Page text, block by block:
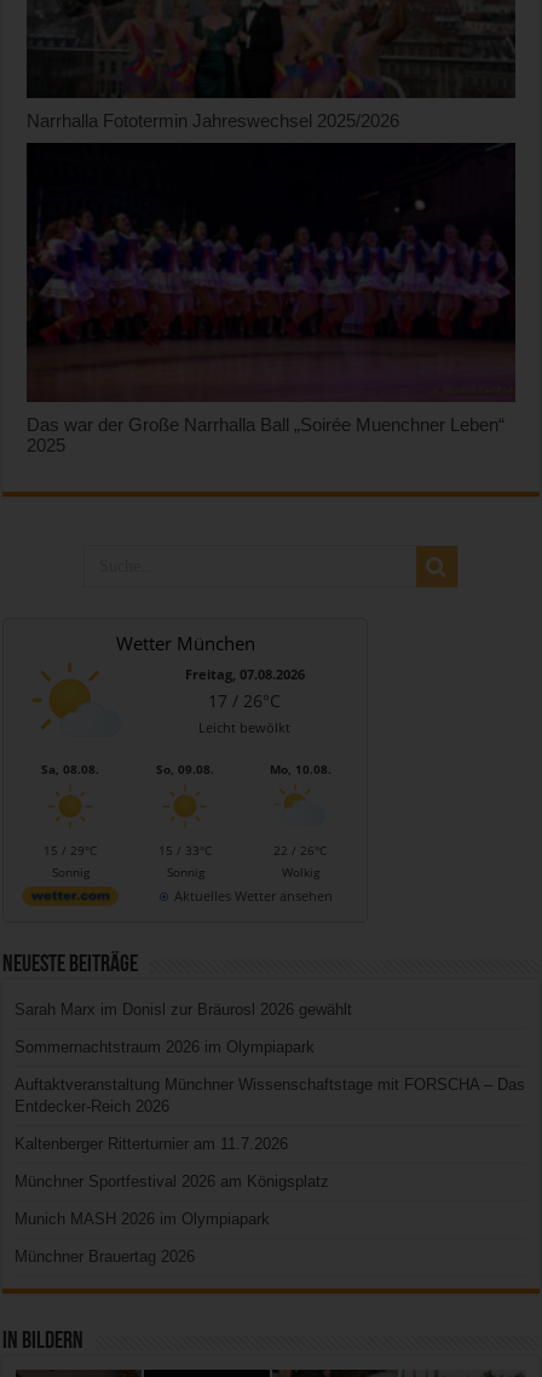
Narrhalla Fototermin Jahreswechsel 2025/2026
Das war der Große Narrhalla Ball „Soirée Muenchner Leben“
2025
Wetter München
Freitag, 07.08.2026
17 / 26°C
Leicht bewölkt
Sa, 08.08.
15 / 29°C
Sonnig
So, 09.08.
15 / 33°C
Sonnig
Mo, 10.08.
22 / 26°C
Wolkig
Aktuelles Wetter ansehen
Neueste Beiträge
Sarah Marx im Donisl zur Bräurosl 2026 gewählt
Sommernachtstraum 2026 im Olympiapark
Auftaktveranstaltung Münchner Wissenschaftstage mit FORSCHA – Das
Entdecker-Reich 2026
Kaltenberger Ritterturnier am 11.7.2026
Münchner Sportfestival 2026 am Königsplatz
Munich MASH 2026 im Olympiapark
Münchner Brauertag 2026
In Bildern